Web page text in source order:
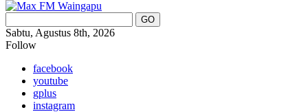
Sabtu, Agustus 8th, 2026
Follow
facebook
youtube
gplus
instagram